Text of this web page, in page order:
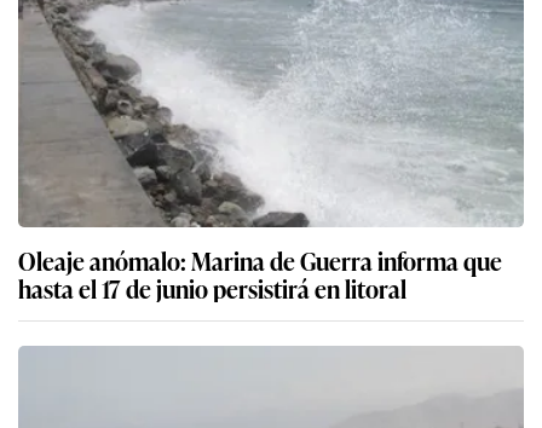
Oleaje anómalo: Marina de Guerra informa que
hasta el 17 de junio persistirá en litoral